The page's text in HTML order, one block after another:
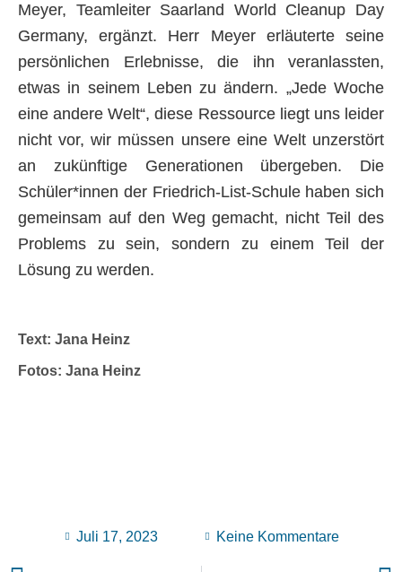
Meyer, Teamleiter Saarland World Cleanup Day
Germany, ergänzt. Herr Meyer erläuterte seine
persönlichen Erlebnisse, die ihn veranlassten,
etwas in seinem Leben zu ändern. „Jede Woche
eine andere Welt“, diese Ressource liegt uns leider
nicht vor, wir müssen unsere eine Welt unzerstört
an zukünftige Generationen übergeben. Die
Schüler*innen der Friedrich-List-Schule haben sich
gemeinsam auf den Weg gemacht, nicht Teil des
Problems zu sein, sondern zu einem Teil der
Lösung zu werden.
Text: Jana Heinz
Fotos: Jana Heinz
Juli 17, 2023 Keine Kommentare